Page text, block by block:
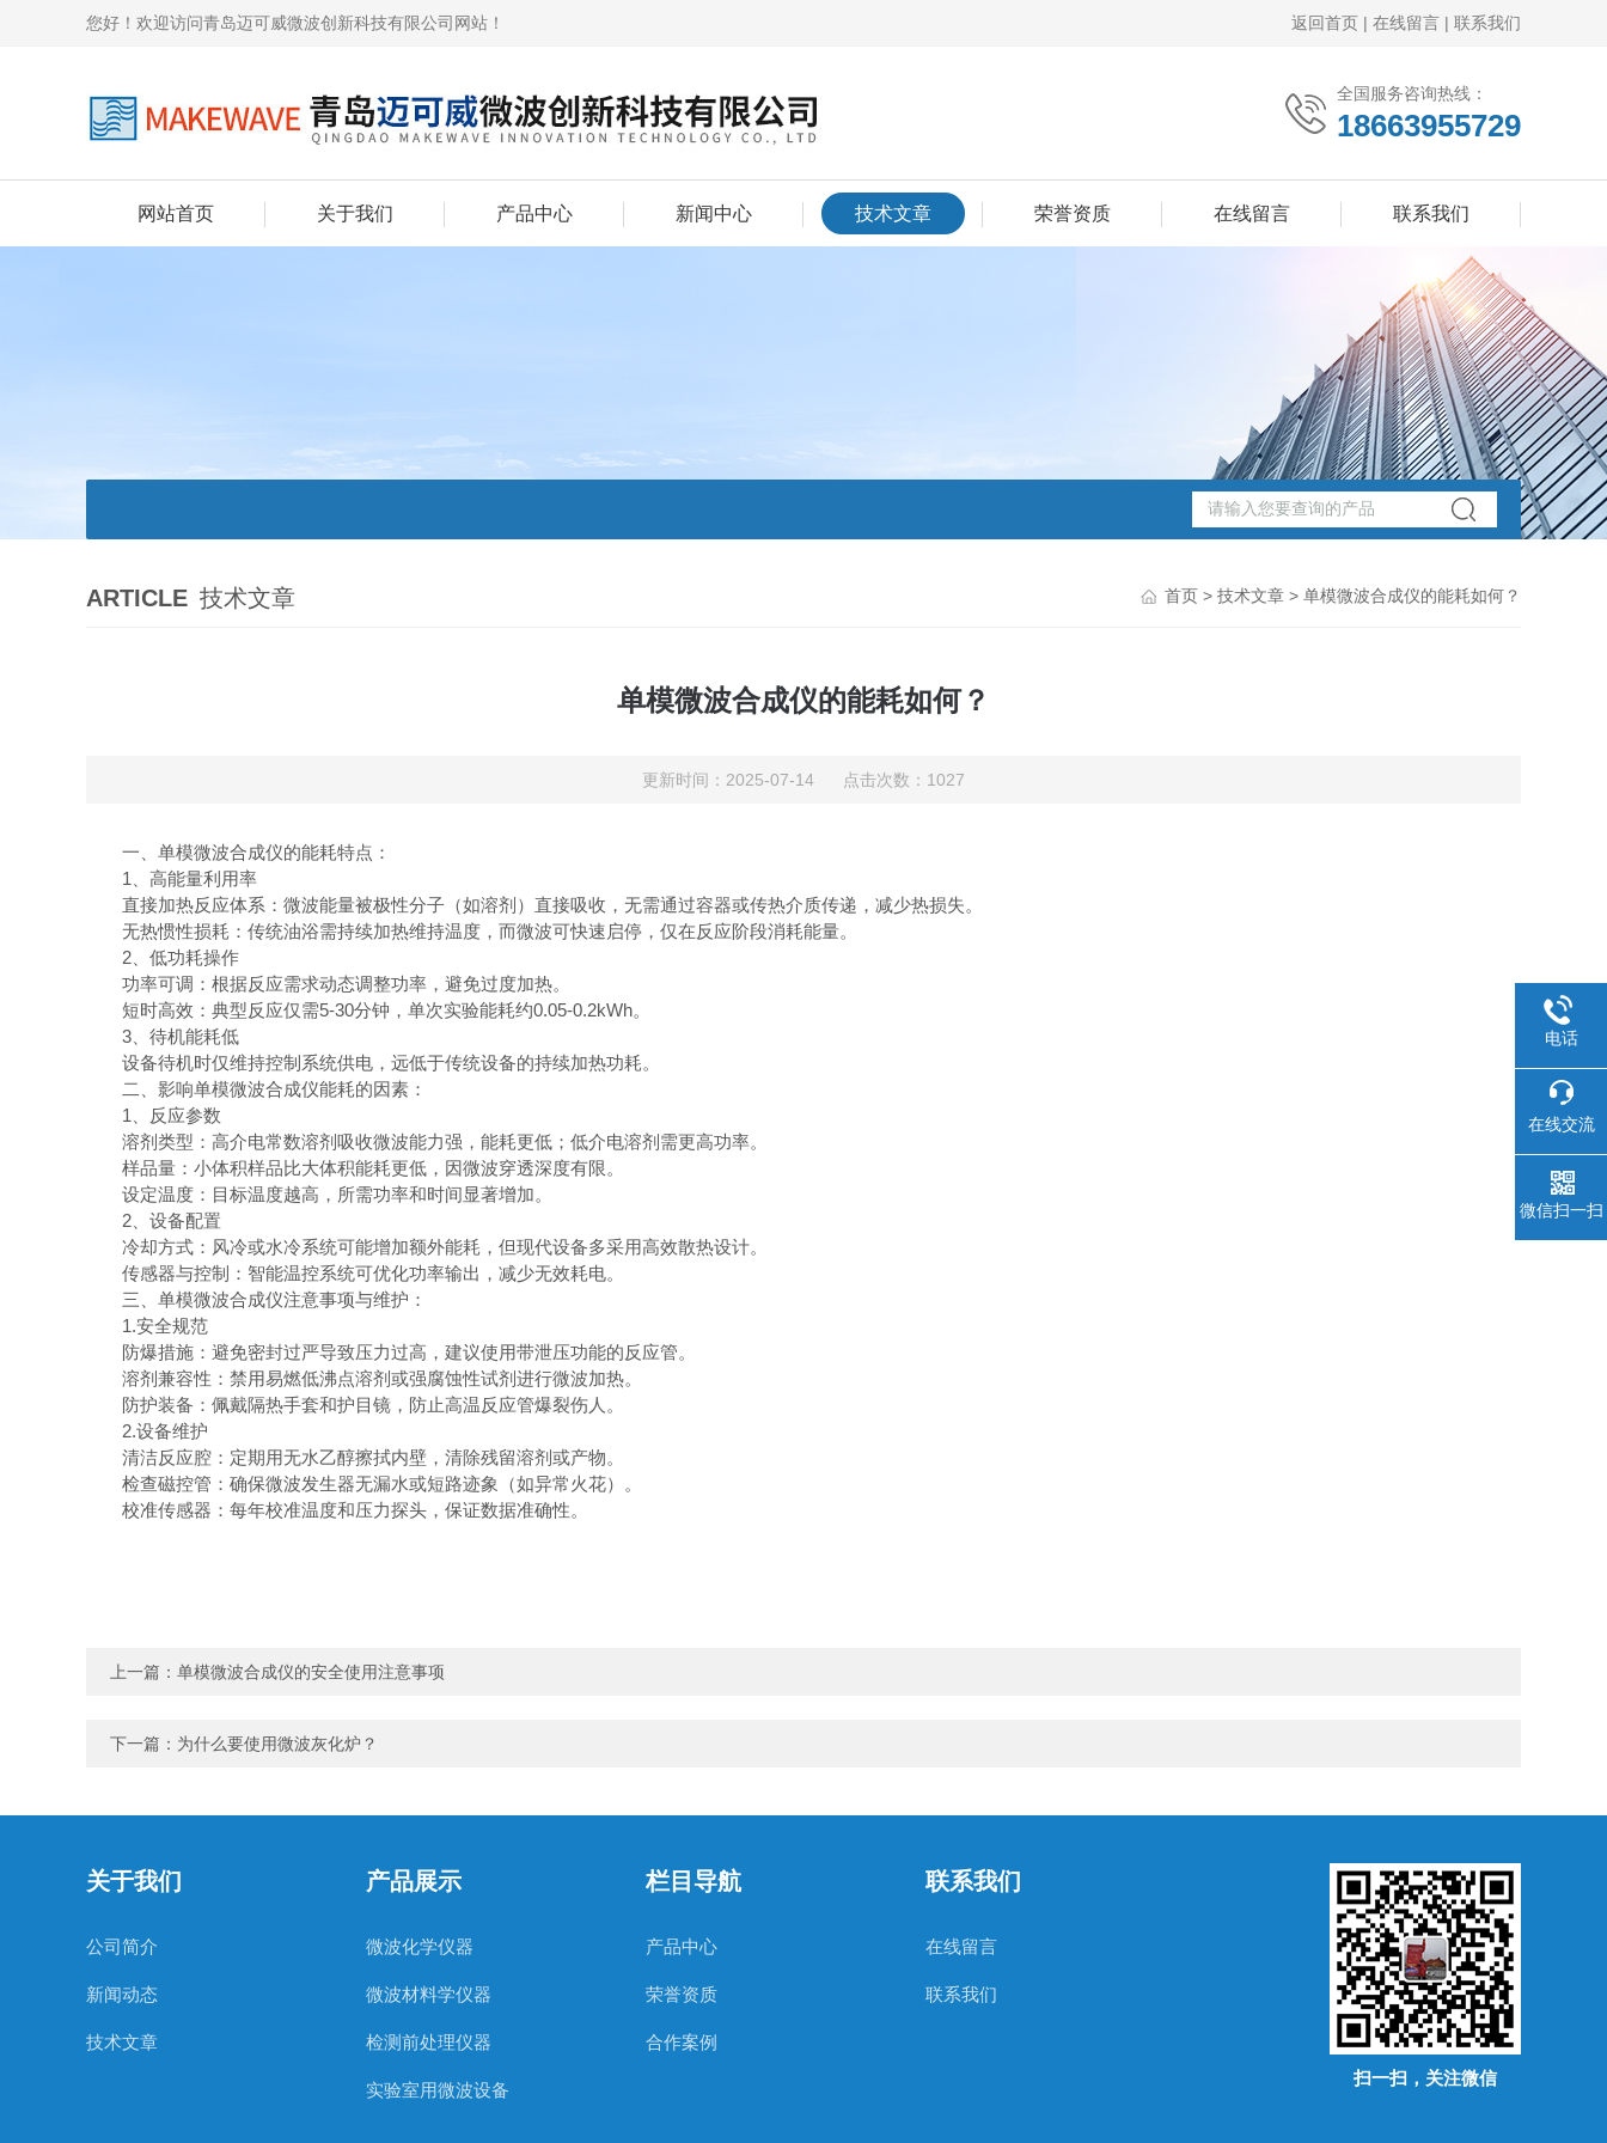
您好！欢迎访问青岛迈可威微波创新科技有限公司网站！ 返回首页 | 在线留言 | 联系我们
全国服务咨询热线：
18663955729
网站首页 关于我们 产品中心 新闻中心 技术文章 荣誉资质 在线留言 联系我们
ARTICLE 技术文章 首页 > 技术文章 > 单模微波合成仪的能耗如何？
单模微波合成仪的能耗如何？
更新时间：2025-07-14 点击次数：1027
一、单模微波合成仪的能耗特点：
1、高能量利用率
直接加热反应体系：微波能量被极性分子（如溶剂）直接吸收，无需通过容器或传热介质传递，减少热损失。
无热惯性损耗：传统油浴需持续加热维持温度，而微波可快速启停，仅在反应阶段消耗能量。
2、低功耗操作
功率可调：根据反应需求动态调整功率，避免过度加热。
短时高效：典型反应仅需5-30分钟，单次实验能耗约0.05-0.2kWh。
3、待机能耗低
设备待机时仅维持控制系统供电，远低于传统设备的持续加热功耗。
二、影响单模微波合成仪能耗的因素：
1、反应参数
溶剂类型：高介电常数溶剂吸收微波能力强，能耗更低；低介电溶剂需更高功率。
样品量：小体积样品比大体积能耗更低，因微波穿透深度有限。
设定温度：目标温度越高，所需功率和时间显著增加。
2、设备配置
冷却方式：风冷或水冷系统可能增加额外能耗，但现代设备多采用高效散热设计。
传感器与控制：智能温控系统可优化功率输出，减少无效耗电。
三、单模微波合成仪注意事项与维护：
1.安全规范
防爆措施：避免密封过严导致压力过高，建议使用带泄压功能的反应管。
溶剂兼容性：禁用易燃低沸点溶剂或强腐蚀性试剂进行微波加热。
防护装备：佩戴隔热手套和护目镜，防止高温反应管爆裂伤人。
2.设备维护
清洁反应腔：定期用无水乙醇擦拭内壁，清除残留溶剂或产物。
检查磁控管：确保微波发生器无漏水或短路迹象（如异常火花）。
校准传感器：每年校准温度和压力探头，保证数据准确性。
上一篇： 单模微波合成仪的安全使用注意事项
下一篇： 为什么要使用微波灰化炉？
关于我们
公司简介
新闻动态
技术文章
产品展示
微波化学仪器
微波材料学仪器
检测前处理仪器
实验室用微波设备
栏目导航
产品中心
荣誉资质
合作案例
联系我们
在线留言
联系我们
扫一扫，关注微信
电话
在线交流
微信扫一扫